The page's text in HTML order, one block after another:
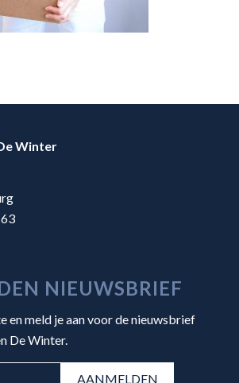
Winter
NIEUWSBRIEF
en meld je aan voor de nieuwsbrief
De Winter.